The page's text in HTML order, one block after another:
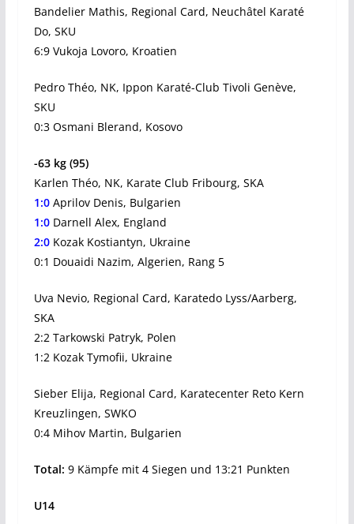
Bandelier Mathis, Regional Card, Neuchâtel Karaté
Do, SKU
6:9 Vukoja Lovoro, Kroatien
Pedro Théo, NK, Ippon Karaté-Club Tivoli Genève,
SKU
0:3 Osmani Blerand, Kosovo
-63 kg (95)
Karlen Théo, NK, Karate Club Fribourg, SKA
1:0 Aprilov Denis, Bulgarien
1:0 Darnell Alex, England
2:0 Kozak Kostiantyn, Ukraine
0:1 Douaidi Nazim, Algerien, Rang 5
Uva Nevio, Regional Card, Karatedo Lyss/Aarberg,
SKA
2:2 Tarkowski Patryk, Polen
1:2 Kozak Tymofii, Ukraine
Sieber Elija, Regional Card, Karatecenter Reto Kern
Kreuzlingen, SWKO
0:4 Mihov Martin, Bulgarien
Total: 9 Kämpfe mit 4 Siegen und 13:21 Punkten
U14